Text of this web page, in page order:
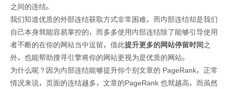
之间的连结。
我们知道优质的外部连结获取方式非常困难，而内部连结却是我们
自己本身就能容易掌控的，而多多使用内部连结除了能够引导使用
者不断的在你的网站当中逗留，借此提升更多的网站停留时间 之
外，也能帮助搜寻引擎将你的网站更视为是优质的网站。
为什么呢？因为内部连结能够提升你个别文章的 PageRank，正常
情况来说，页面的连结越多，文章的PageRank 也就越高，而虽然